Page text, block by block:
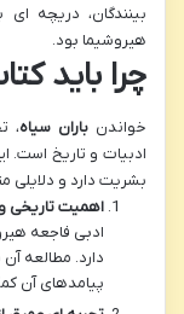
بینندگان، دریچه
هیروشیما بود.
چرا باید
خواندنباران سیاه،
ادبیات و تاریخ است.
بشریت دارد و دلایلی
اهمیت تاریخی
ادبی فاجعه
دارد. مطالعه
پیامدهای آن